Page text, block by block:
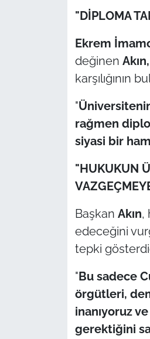
"DİPLOMA
Ekrem
değinen Akın,
karşılığının
"
rağmen
siyasi bir
"HUKUKUN
Başkan Akın,
edeceğini
tepki
"Bu sadece
örgütleri,
inanıyoruz
gerektiğini
İş Dünyası
Bilim Teknoloji
English News
Canlı Maç